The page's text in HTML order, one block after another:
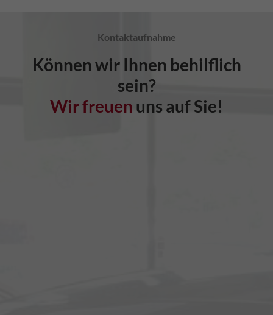
Kontaktaufnahme
Können wir Ihnen behilflich
sein?
Wir freuen uns auf Sie!